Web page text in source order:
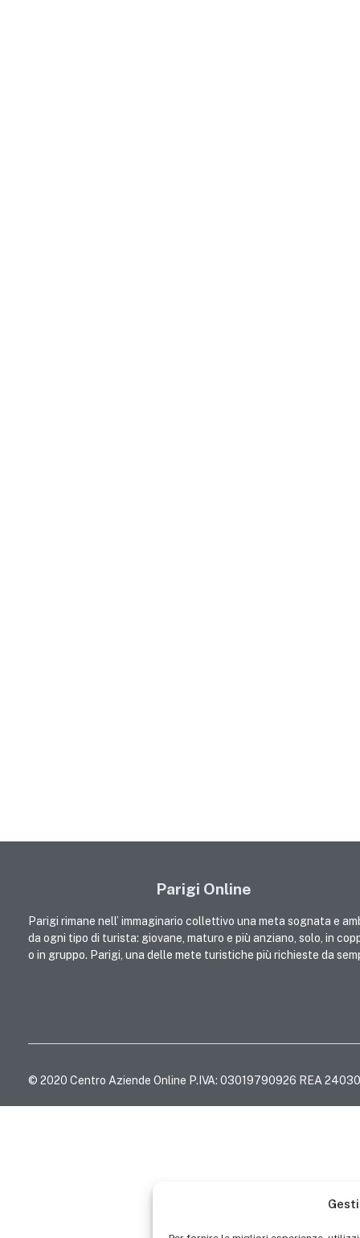
Parigi Online
Parigi rimane nell’ immaginario collettivo una meta sognata e
da ogni tipo di turista: giovane, maturo e più anziano, solo, in
o in gruppo. Parigi, una delle mete turistiche più richieste da
© 2020 Centro Aziende Online P.IVA: 03019790926 REA